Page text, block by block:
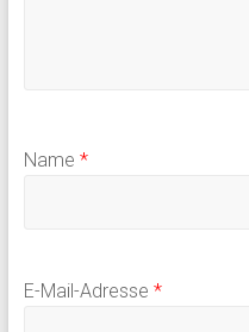
Name *
E-Mail-Adresse *